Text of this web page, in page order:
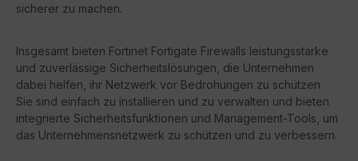
sicherer zu machen.
Insgesamt bieten Fortinet Fortigate Firewalls leistungsstarke
und zuverlässige Sicherheitslösungen, die Unternehmen
dabei helfen, ihr Netzwerk vor Bedrohungen zu schützen.
Sie sind einfach zu installieren und zu verwalten und bieten
integrierte Sicherheitsfunktionen und Management-Tools, um
das Unternehmensnetzwerk zu schützen und zu verbessern.